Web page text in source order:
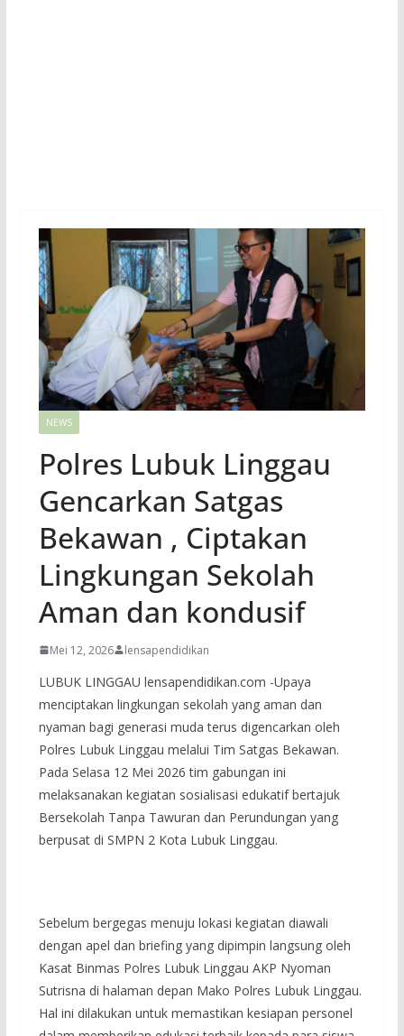
NEWS
Polres Lubuk Linggau
Gencarkan Satgas
Bekawan , Ciptakan
Lingkungan Sekolah
Aman dan kondusif
Mei 12, 2026 lensapendidikan
LUBUK LINGGAU lensapendidikan.com -Upaya
menciptakan lingkungan sekolah yang aman dan
nyaman bagi generasi muda terus digencarkan oleh
Polres Lubuk Linggau melalui Tim Satgas Bekawan.
Pada Selasa 12 Mei 2026 tim gabungan ini
melaksanakan kegiatan sosialisasi edukatif bertajuk
Bersekolah Tanpa Tawuran dan Perundungan yang
berpusat di SMPN 2 Kota Lubuk Linggau.
Sebelum bergegas menuju lokasi kegiatan diawali
dengan apel dan briefing yang dipimpin langsung oleh
Kasat Binmas Polres Lubuk Linggau AKP Nyoman
Sutrisna di halaman depan Mako Polres Lubuk Linggau.
Hal ini dilakukan untuk memastikan kesiapan personel